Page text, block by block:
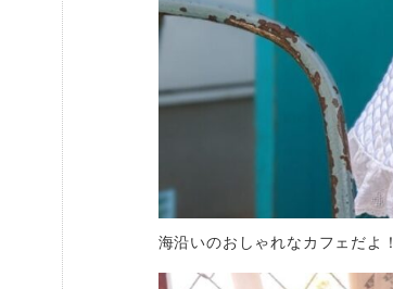
海沿いのおしゃれなカフェだよ！